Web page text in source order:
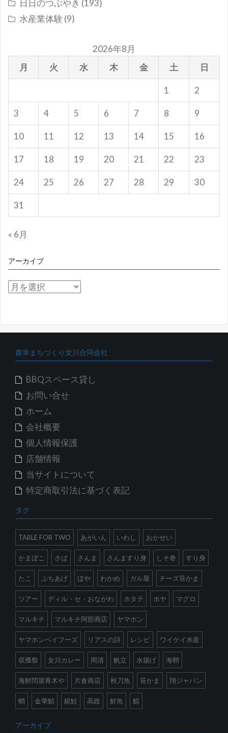
日日のつぶやき (193)
水産業体験 (9)
2026年8月
月
火 水 木 金 土 日
1 2
3 4 5 6 7 8 9
10 11 12 13 14 15 16
17 18 19 20 21 22 23
24 25 26 27 28 29 30
31
« 6月
アーカイブ
ア
復幸まちづくり女川合同会社
BBQスペース貸し
お問い合せ
ホーム
会社概要
個人情報保護
店舗情報
当サイトについて
特定商取引法に基づく表記
タグ
TABLE FOR TWO あがいん いわし おかせい
かまぼこ さば さんま さんますり身 しそ巻 すり身
たこ ぷちあげ ほや わかめ ガル屋 チーズ笹かま
ツアー ディル・セ・おながわ ホタテ ホヤ マグロ
マルキチ マルキチ阿部商店 ヤマホン
ヤマホンベイフーズ リアスの詩 レシピ ワイケイ水産
収獲祭 女川カレー 岡清 帆立 水揚げ 海鞘
海鮮問屋青木や 片倉商店 秋刀魚 笹かま 翔ジャパン
蛸 金華鯖 銀鮭 高政 鮮魚 鯖
アーカイブ